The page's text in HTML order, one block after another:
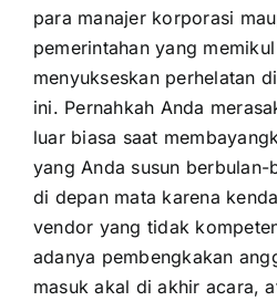
para manajer korporasi
pemerintahan yang
menyukseskan perhelatan
ini. Pernahkah Anda
luar biasa saat
yang Anda susun
di depan mata karena
vendor yang tidak
adanya pembengkakan
masuk akal di akhir acara,